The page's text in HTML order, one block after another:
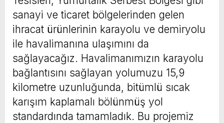
sanayi ve ticaret bölgelerinden gelen
ihracat ürünlerinin karayolu ve demiryolu
ile havalimanına ulaşımını da
sağlayacağız. Havalimanımızın karayolu
bağlantısını sağlayan yolumuzu 15,9
kilometre uzunluğunda, bitümlü sıcak
karışım kaplamalı bölünmüş yol
standardında tamamladık. Bu projemiz